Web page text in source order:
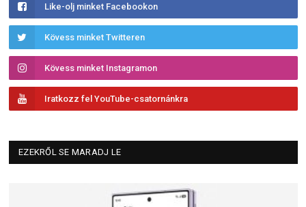
Like-olj minket Facebookon
Kövess minket Twitteren
Kövess minket Instagramon
Iratkozz fel YouTube-csatornánkra
EZEKRŐL SE MARADJ LE